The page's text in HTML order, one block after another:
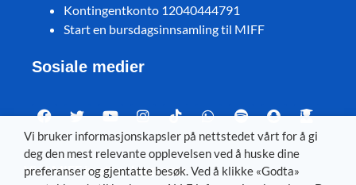
Kontingentkonto 12040444791
Start en bursdagsinnsamling til MIFF
Sosiale medier
Visit MIFF in other languages
Vi bruker informasjonskapsler på nettstedet vårt for å gi
deg den mest relevante opplevelsen ved å huske dine
preferanser og gjentatte besøk. Ved å klikke «Godta»